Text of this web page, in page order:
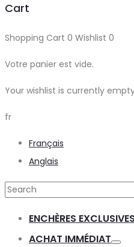
Cart
Shopping Cart 0 Wishlist 0
Votre panier est vide.
Your wishlist is currently
fr
Français
Anglais
Search
ENCHÈRES EXCLUSIVES
ACHAT IMMÉDIAT